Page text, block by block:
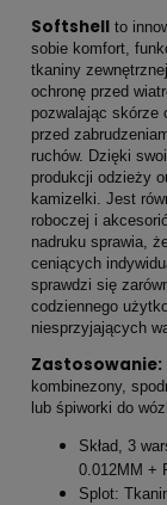
Softshell to
sobie komfort,
tkaniny
ochronę przed
pozwalając skórze
przed
ruchów. Dzięki
produkcji odzieży
kamizelki. Jest
roboczej i
nadruku sprawia,
ceniących
sprawdzi się
codziennego
niesprzyjających
Zastosowanie:
kombinezony,
lub śpiworki do
Skład, 3
0.012MM +
Splot: